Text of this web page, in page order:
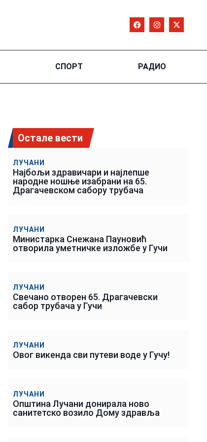
СПОРТ РАДИО
Остале вести
ЛУЧАНИ
Најбољи здравичари и најлепше
народне ношње изабрани на 65.
Драгачевском сабору трубача
ЛУЧАНИ
Министарка Снежана Пауновић
отворила уметничке изложбе у Гучи
ЛУЧАНИ
Свечано отворен 65. Драгачевски
сабор трубача у Гучи
ЛУЧАНИ
Овог викенда сви путеви воде у Гучу!
ЛУЧАНИ
Општина Лучани донирала ново
санитетско возило Дому здравља